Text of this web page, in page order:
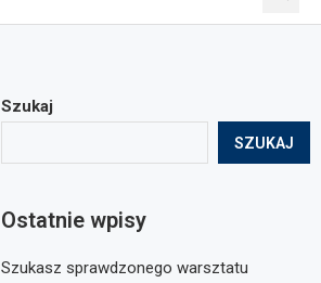
Szukaj
SZUKAJ
Ostatnie wpisy
Szukasz sprawdzonego warsztatu